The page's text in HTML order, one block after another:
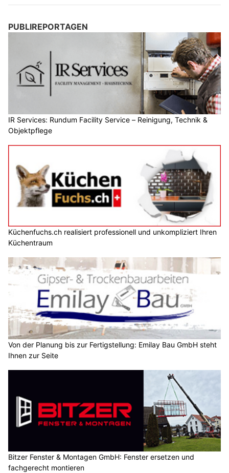
PUBLIREPORTAGEN
IR Services: Rundum Facility Service – Reinigung, Technik &
Objektpflege
Küchenfuchs.ch realisiert professionell und unkompliziert Ihren
Küchentraum
Von der Planung bis zur Fertigstellung: Emilay Bau GmbH steht
Ihnen zur Seite
Bitzer Fenster & Montagen GmbH: Fenster ersetzen und
fachgerecht montieren